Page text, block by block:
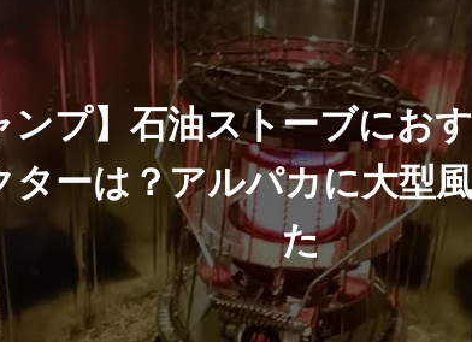
ンプ】石油ストーブにお
ターは？アルパカに大型
た